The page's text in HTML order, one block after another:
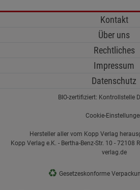
Kontakt
Über uns
Rechtliches
Impressum
Datenschutz
BIO-zertifiziert: Kontrollstelle
Cookie-
Hersteller aller vom Kopp Verlag
Kopp Verlag e.K. - Bertha-Benz-Str. 10 - 72108
verlag.de
♻ Gesetzeskonforme